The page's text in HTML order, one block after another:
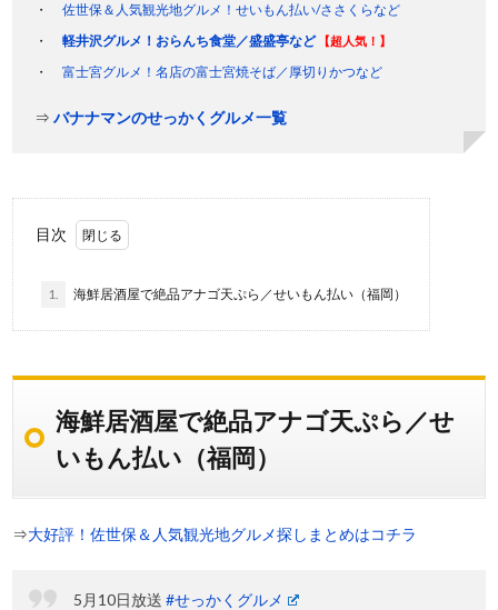
佐世保＆人気観光地グルメ！せいもん払い/ささくらなど
軽井沢グルメ！おらんち食堂／盛盛亭など
【超人気！】
富士宮グルメ！名店の富士宮焼そば／厚切りかつなど
⇒バナナマンのせっかくグルメ一覧
目次
1. 海鮮居酒屋で絶品アナゴ天ぷら／せいもん払い（福岡）
海鮮居酒屋で絶品アナゴ天ぷら／せ
いもん払い（福岡）
⇒大好評！佐世保＆人気観光地グルメ探しまとめはコチラ
5月10日放送#せっかくグルメ